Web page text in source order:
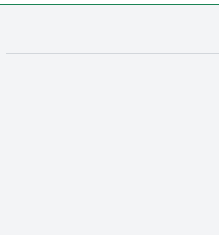
opens
opens
opens in new
opens in
opens in new
opens in new
opens in new
opens in